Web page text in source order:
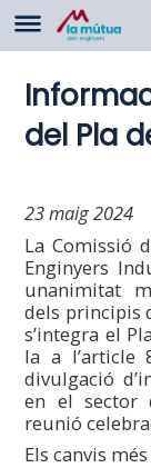
del Pla
23 maig 2024
La Comissió
Enginyers
unanimitat
dels principis
s’integra el
la a l’article
divulgació
en el sector
reunió
Els canvis